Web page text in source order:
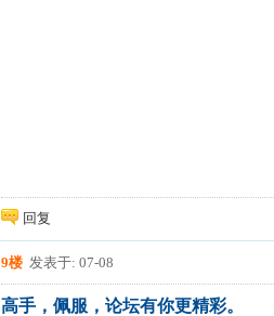
回复
9楼 发表于: 07-08
高手，佩服，论坛有你更精彩。